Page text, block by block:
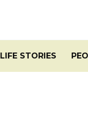
LIFE STORIES